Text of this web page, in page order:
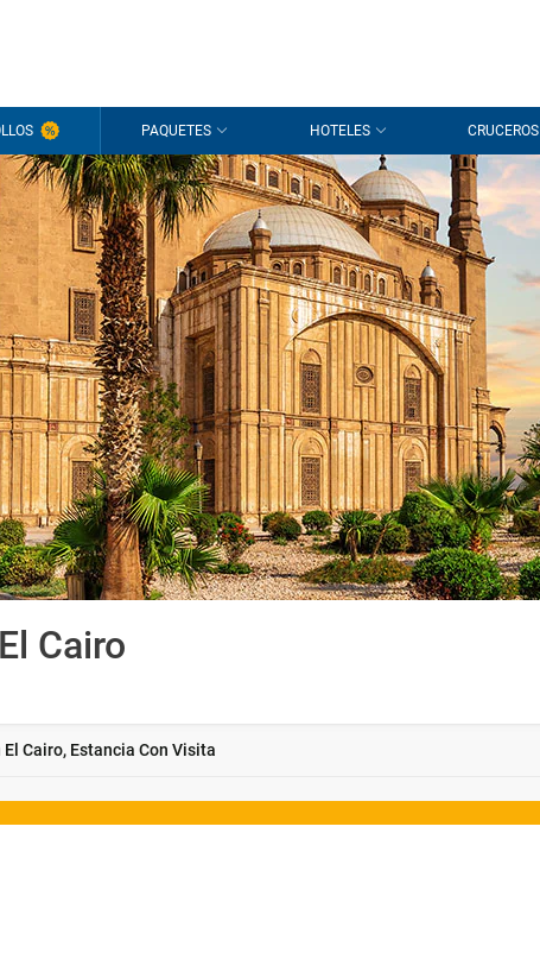
PAQUETES HOTELES CRUCEROS
Cairo
Cairo, Estancia Con Visita